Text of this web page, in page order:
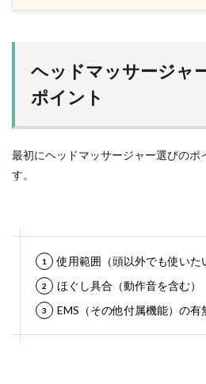
ヘッドマッサージャ
ポイント
最初にヘッドマッサージャー選びのポ
す。
使用範囲（頭以外でも使いた
ほぐし具合（動作音を含む）
EMS（その他付属機能）の有